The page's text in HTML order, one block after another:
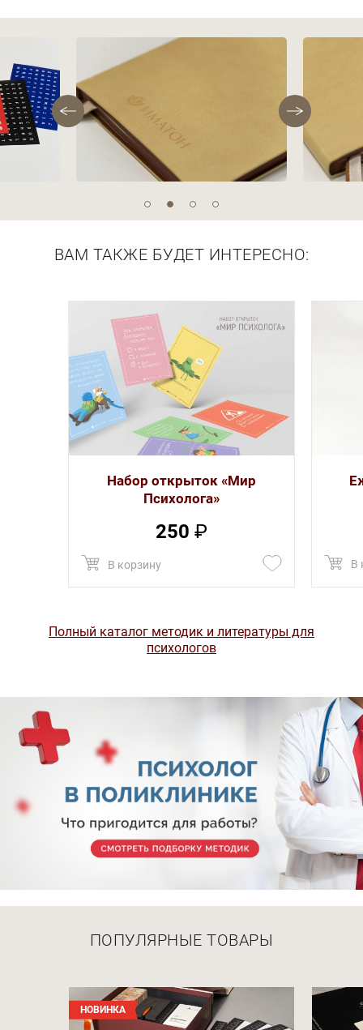
Описание
ВАМ ТАКЖЕ БУДЕТ ИНТЕРЕСНО:
Набор открыток «Мир
Психолога»
250 ₽
В корзину В
Полный каталог методик и литературы для
психологов
ПОПУЛЯРНЫЕ ТОВАРЫ
НОВИНКА